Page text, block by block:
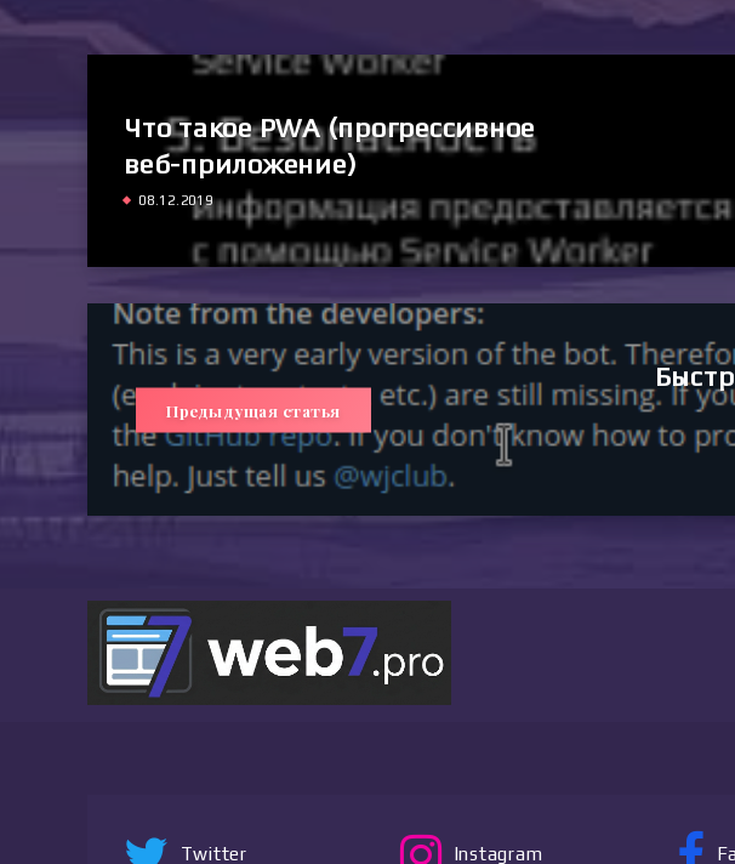
Что такое PWA (прогрессивное
веб-приложение)
08.12.2019
Предыдущая статья
Twitter Instagram